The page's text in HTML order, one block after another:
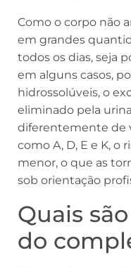
Como o corpo não
em grandes
todos os dias, seja
em alguns casos,
hidrossolúveis, o
eliminado pela
diferentemente de
como A, D, E e K, o
menor, o que as
sob orientação
Quais
do